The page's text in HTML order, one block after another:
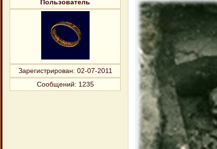
Пользователь
Зарегистрирован: 02-07-2011
Сообщений: 1235